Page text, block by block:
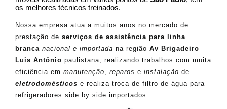
os melhores técnicos treinados.
Nossa empresa atua a muitos anos no mercado de
prestação de serviços de assistência para linha
branca nacional e importada na região Av Brigadeiro
Luis Antônio paulistana, realizando trabalhos com muita
eficiência em manutenção, reparos e instalação de
eletrodomésticos e realiza troca de filtro de água para
refrigeradores side by side importados.